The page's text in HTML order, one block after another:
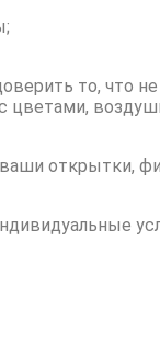
то, что
цветами,
открытки,